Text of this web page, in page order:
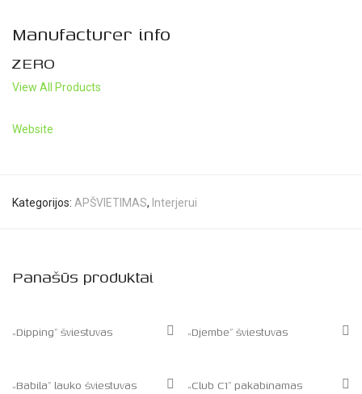
Manufacturer info
ZERO
View All Products
Website
Kategorijos: APŠVIETIMAS, Interjerui
Panašūs produktai
„Dipping” šviestuvas „Djembe” šviestuvas
„Babila” lauko šviestuvas
„Club C1” pakabinamas